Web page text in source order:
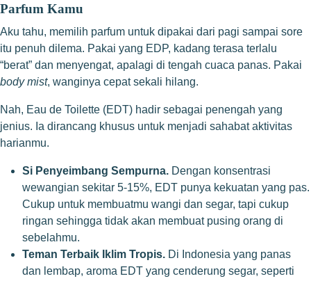
Parfum Kamu
Aku tahu, memilih parfum untuk dipakai dari pagi sampai sore
itu penuh dilema. Pakai yang EDP, kadang terasa terlalu
“berat” dan menyengat, apalagi di tengah cuaca panas. Pakai
body mist, wanginya cepat sekali hilang.
Nah, Eau de Toilette (EDT) hadir sebagai penengah yang
jenius. Ia dirancang khusus untuk menjadi sahabat aktivitas
harianmu.
Si Penyeimbang Sempurna. Dengan konsentrasi
wewangian sekitar 5-15%, EDT punya kekuatan yang pas.
Cukup untuk membuatmu wangi dan segar, tapi cukup
ringan sehingga tidak akan membuat pusing orang di
sebelahmu.
Teman Terbaik Iklim Tropis. Di Indonesia yang panas
dan lembap, aroma EDT yang cenderung segar, seperti